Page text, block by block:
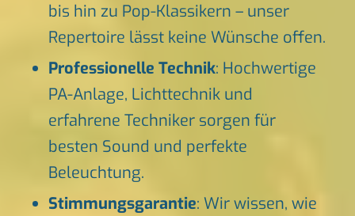
bis hin zu Pop-Klassikern – unser
Repertoire lässt keine Wünsche offen.
Professionelle Technik: Hochwertige
PA-Anlage, Lichttechnik und
erfahrene Techniker sorgen für
besten Sound und perfekte
Beleuchtung.
Stimmungsgarantie: Wir wissen, wie